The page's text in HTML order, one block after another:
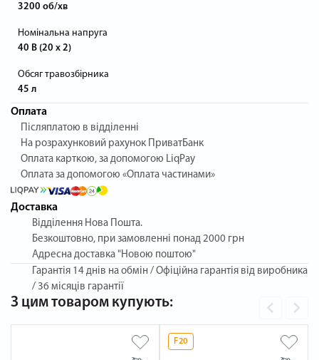
3200 об/хв
Номінальна напруга
40 В (20 х 2)
Обсяг травозбірника
45 л
Оплата
Післяплатою в відділенні
На розрахунковий рахунок ПриватБанк
Оплата карткою, за допомогою LiqPay
Оплата за допомогою «Оплата частинами»
Доставка
Відділення Нова Пошта.
Безкоштовно, при замовленні понад 2000 грн
Адресна доставка "Новою поштою"
Гарантія 14 днів на обмін / Офіційна гарантія від виробника
/ 36 місяців гарантії
З цим товаром купують:
F20